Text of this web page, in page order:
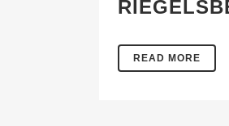
READ MORE